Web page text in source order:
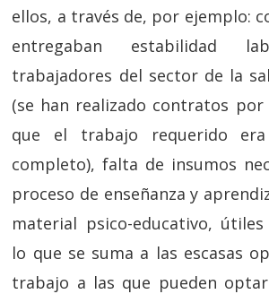
ellos, a través de, por ejemplo:
entregaban estabilidad
trabajadores del sector de la
(se han realizado contratos por
que el trabajo requerido
completo), falta de insumos
proceso de enseñanza y
material psico-educativo, útiles
lo que se suma a las escasas
trabajo a las que pueden